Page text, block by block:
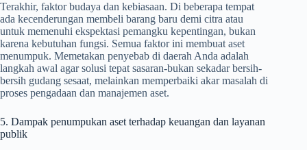
Terakhir, faktor budaya dan kebiasaan. Di beberapa tempat
ada kecenderungan membeli barang baru demi citra atau
untuk memenuhi ekspektasi pemangku kepentingan, bukan
karena kebutuhan fungsi. Semua faktor ini membuat aset
menumpuk. Memetakan penyebab di daerah Anda adalah
langkah awal agar solusi tepat sasaran-bukan sekadar bersih-
bersih gudang sesaat, melainkan memperbaiki akar masalah di
proses pengadaan dan manajemen aset.
5. Dampak penumpukan aset terhadap keuangan dan layanan
publik